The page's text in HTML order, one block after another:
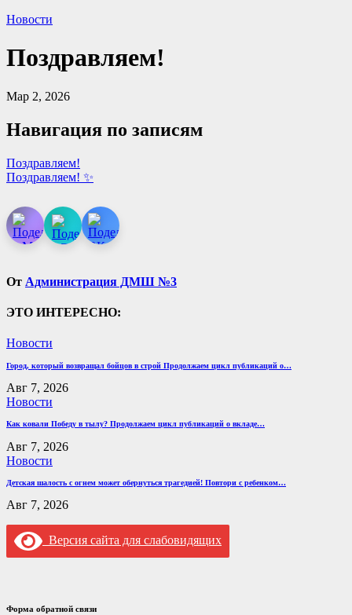
Новости
Поздравляем!
Мар 2, 2026
Навигация по записям
Поздравляем!
Поздравляем! ✨
От Администрация ДМШ №3
ЭТО ИНТЕРЕСНО:
Новости
Город, который возвращал бойцов в строй Продолжаем цикл публикаций о…
Авг 7, 2026
Новости
Как ковали Победу в тылу? Продолжаем цикл публикаций о вкладе…
Авг 7, 2026
Новости
Детская шалость с огнем может обернуться трагедией! Повтори с ребенком…
Авг 7, 2026
Версия сайта для слабовидящих
Форма обратной связи